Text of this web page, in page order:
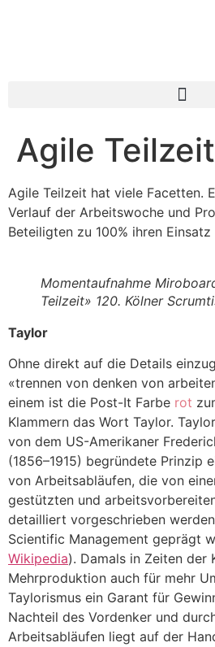
Agile Teilzeit
Agile Teilzeit hat viele Facetten.
Verlauf der Arbeitswoche und
Beteiligten zu 100% ihren Einsatz
Momentaufnahme
Teilzeit» 120. Kölner
Taylor
Ohne direkt auf die Details
«trennen von denken von
einem ist die Post-It Farbe rot
Klammern das Wort Taylor.
von dem US-Amerikaner
(1856–1915) begründete Prinzip
von Arbeitsabläufen, die von
gestützten und
detailliert vorgeschrieben
Scientific Management geprägt
Wikipedia). Damals in Zeiten der
Mehrproduktion auch für mehr
Taylorismus ein Garant für
Nachteil des Vordenker und
Arbeitsabläufen liegt auf der